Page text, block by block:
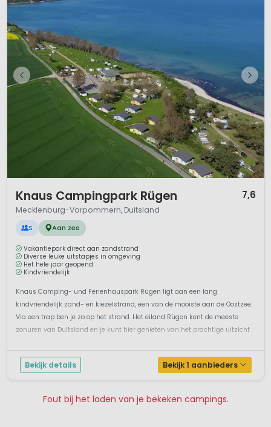
Knaus Campingpark Rügen 7,6
Mecklenburg-Vorpommern, Duitsland
S Aan zee
Vakantiepark direct aan zandstrand
Diverse leuke uitstapjes in omgeving
Het hele jaar geopend
Kindvriendelijk
Knaus Camping- und Ferienhauspark Rügen ligt aan een lang
kindvriendelijk zand- en kiezelstrand, een van de mooiste aan de Oostzee.
Via een trap ben je zo op het strand. Het eiland Rügen kent de meeste
zonuren van Duitsland en je kunt hier genieten van het prachtige uitzicht
Bekijk details Bekijk 1 aanbieders
Fout bij het laden van je bekeken campings.